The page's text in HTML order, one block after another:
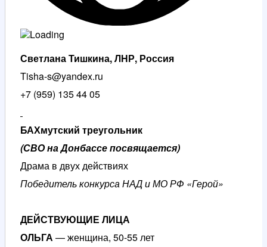
Светлана Тишкина, ЛНР, Россия
Tisha-s@yandex.ru
+7 (959) 135 44 05
БАХмутский треугольник
(СВО на Донбассе посвящается)
Драма в двух действиях
Победитель конкурса НАД и МО РФ «Герой»
ДЕЙСТВУЮЩИЕ ЛИЦА
ОЛЬГА — женщина, 50-55 лет